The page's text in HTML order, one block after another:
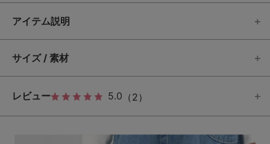
アイテム説明
サイズ / 素材
レビュー 5.0 （2）